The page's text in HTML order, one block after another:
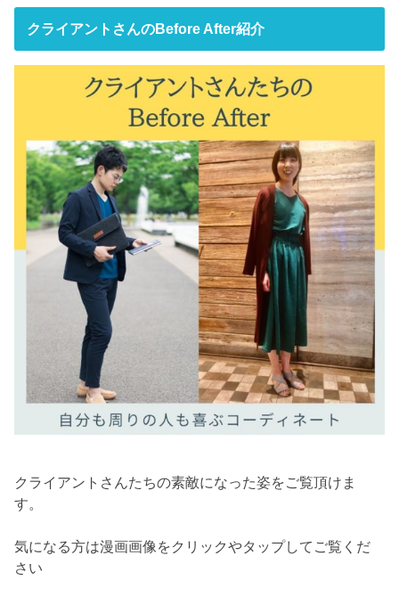
クライアントさんのBefore After紹介
クライアントさんたちの素敵になった姿をご覧頂けま
す。
気になる方は漫画画像をクリックやタップしてご覧くだ
さい